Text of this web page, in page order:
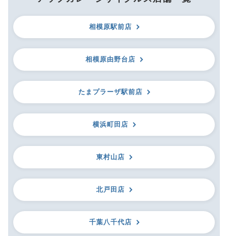
相模原駅前店
相模原由野台店
たまプラーザ駅前店
横浜町田店
東村山店
北戸田店
千葉八千代店